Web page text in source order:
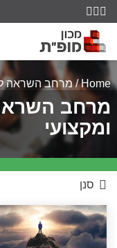
Home/ מרחב השראה
מרחב
ומקצועי
סנן